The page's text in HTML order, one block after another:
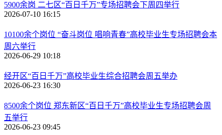
5900余岗 二七区“百日千万”专场招聘会下周四举行
2026-07-10 16:15
10100余个岗位 “奋斗岗位 唱响青春”高校毕业生专场招聘会本
周六举行
2026-06-29 10:18
经开区“百日千万”高校毕业生综合招聘会周五举办
2026-06-23 16:30
8500余个岗位 郑东新区“百日千万”高校毕业生专场招聘会周
五举行
2026-06-23 09:45